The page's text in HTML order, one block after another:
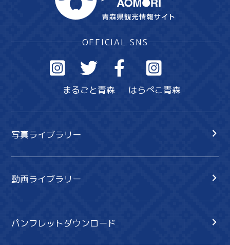
OFFICIAL SNS
まるごと青森 はらぺこ青森
写真ライブラリー
動画ライブラリー
パンフレットダウンロード